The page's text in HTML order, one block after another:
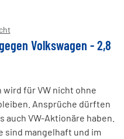
Volkswagen - 2,8
wird für VW nicht ohne
Ansprüche dürften
auch VW-Aktionäre haben.
sind mangelhaft und im